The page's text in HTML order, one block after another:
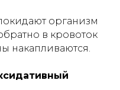
организм
в кровоток
накапливаются.